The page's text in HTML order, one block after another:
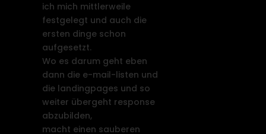
ich mich mittlerweile
festgelegt und auch die
ersten dinge schon
aufgesetzt.
Wo es darum geht eben
dann die e-mail-listen und
die landingpages und so
weiter übergeht response
abzubilden,
macht einen sauberen